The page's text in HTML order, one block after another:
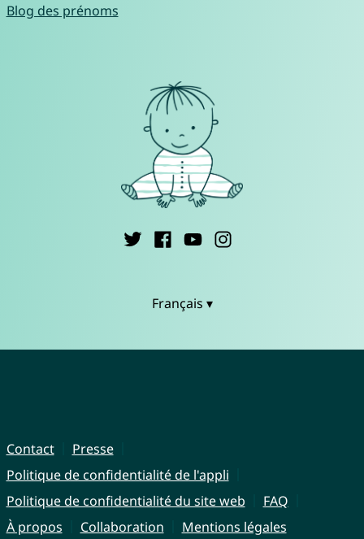
Blog des prénoms
Français ▾
Contact
Presse
Politique de confidentialité de l'appli
Politique de confidentialité du site web
FAQ
À propos
Collaboration Mentions légales